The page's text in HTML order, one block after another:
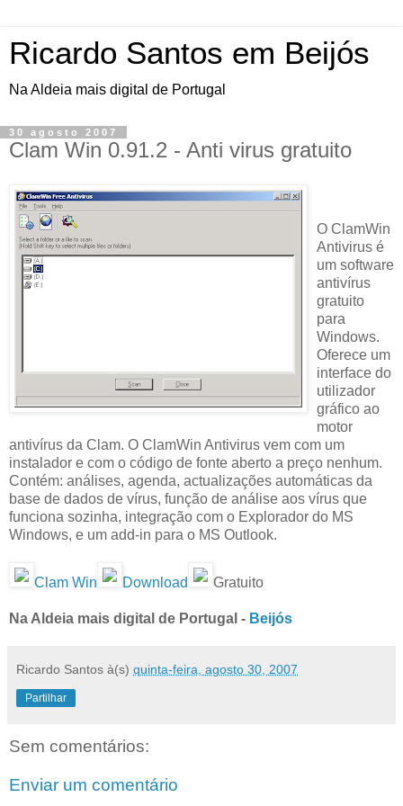
Ricardo Santos em Beijós
Na Aldeia mais digital de Portugal
30 agosto 2007
Clam Win 0.91.2 - Anti virus gratuito
O ClamWin
Antivirus é
um software
antivírus
gratuito
para
Windows.
Oferece um
interface do
utilizador
gráfico ao
motor
antivírus da Clam. O ClamWin Antivirus vem com um
instalador e com o código de fonte aberto a preço nenhum.
Contém: análises, agenda, actualizações automáticas da
base de dados de vírus, função de análise aos vírus que
funciona sozinha, integração com o Explorador do MS
Windows, e um add-in para o MS Outlook.
Clam Win Download Gratuito
Na Aldeia mais digital de Portugal - Beijós
Ricardo Santos à(s) quinta-feira, agosto 30, 2007
Partilhar
Sem comentários:
Enviar um comentário